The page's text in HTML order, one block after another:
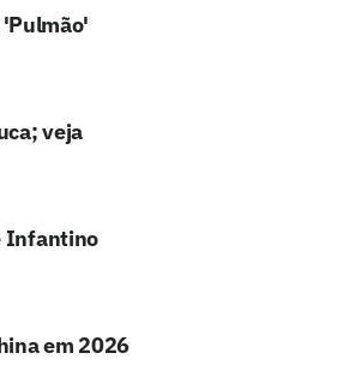
'Pulmão'
veja
Infantino
em 2026